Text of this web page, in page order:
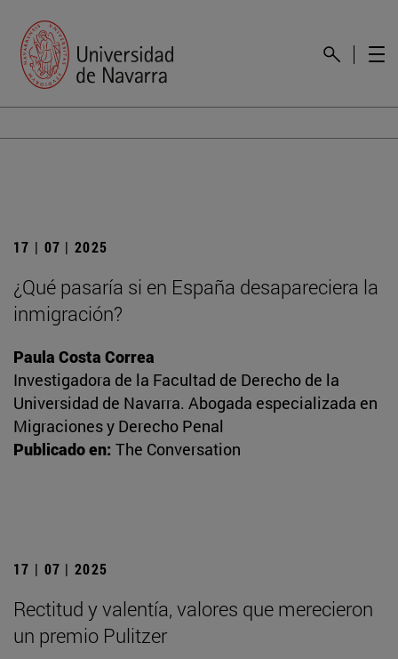
17 | 07 | 2025
¿Qué pasaría si en España desapareciera la
inmigración?
Paula Costa Correa
Investigadora de la Facultad de Derecho de la
Universidad de Navarra. Abogada especializada en
Migraciones y Derecho Penal
Publicado en: The Conversation
17 | 07 | 2025
Rectitud y valentía, valores que merecieron
un premio Pulitzer